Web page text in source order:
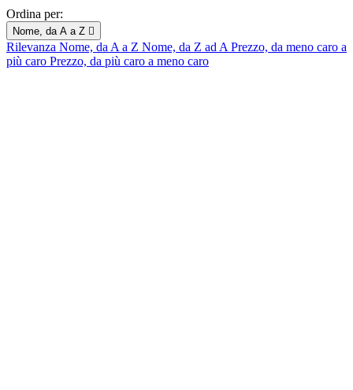
Ordina per:
Nome, da A a Z 
Rilevanza Nome, da A a Z Nome, da Z ad A Prezzo, da meno caro a
più caro Prezzo, da più caro a meno caro